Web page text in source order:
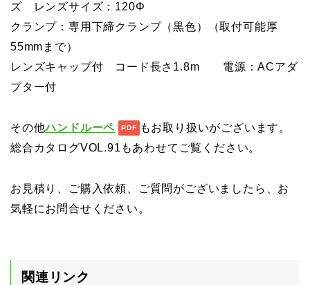
ズ レンズサイズ：120Φ
クランプ：専用下締クランプ（黒色）（取付可能厚
55mmまで）
レンズキャップ付 コード長さ1.8m 電源：ACアダ
プター付
その他ハンドルーペ
もお取り扱いがございます。
総合カタログVOL.91もあわせてご覧ください。
お見積り、ご購入依頼、ご質問がございましたら、お
気軽にお問合せください。
関連リンク